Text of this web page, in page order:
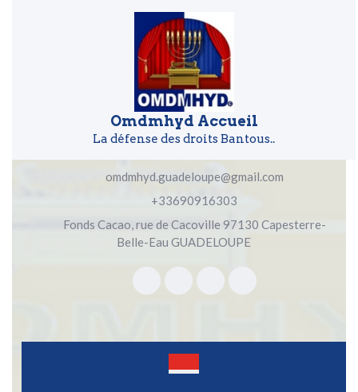
Omdmhyd Accueil
La défense des droits Bantous..
omdmhyd.guadeloupe@gmail.com
+33690916303
Fonds Cacao, rue de Cacoville 97130 Capesterre-
Belle-Eau GUADELOUPE